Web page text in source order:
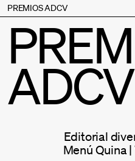
PREMIOS ADCV
Bases
Jurado
Inscripción
Palmarés
Premios
Supporters
Contacto
ADCV
Editorial
Menú Quina